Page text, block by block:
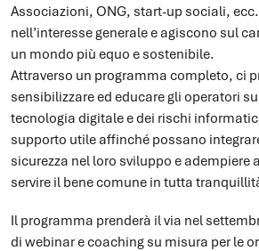
Associazioni, ONG, start-up sociali,
nell’interesse generale e agiscono sul
un mondo più equo e sostenibile.
Attraverso un programma completo, ci
sensibilizzare ed educare gli operatori
tecnologia digitale e dei rischi
supporto utile affinché possano
sicurezza nel loro sviluppo e adempiere
servire il bene comune in tutta
Il programma prenderà il via nel
di webinar e coaching su misura per le